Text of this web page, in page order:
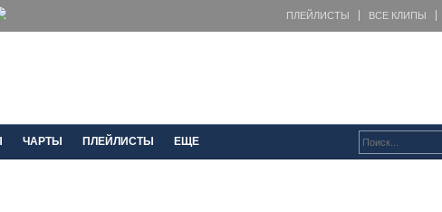
ПЛЕЙЛИСТЫ ВСЕ КЛИПЫ
ЧАРТЫ ПЛЕЙЛИСТЫ ЕЩЕ